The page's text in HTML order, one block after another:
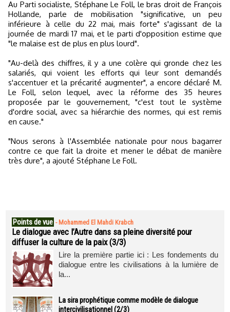
Au Parti socialiste, Stéphane Le Foll, le bras droit de François
Hollande, parle de mobilisation "significative, un peu
inférieure à celle du 22 mai, mais forte" s'agissant de la
journée de mardi 17 mai, et le parti d'opposition estime que
"le malaise est de plus en plus lourd".
"Au-delà des chiffres, il y a une colère qui gronde chez les
salariés, qui voient les efforts qui leur sont demandés
s'accentuer et la précarité augmenter", a encore déclaré M.
Le Foll, selon lequel, avec la réforme des 35 heures
proposée par le gouvernement, "c'est tout le système
d'ordre social, avec sa hiérarchie des normes, qui est remis
en cause."
"Nous serons à l'Assemblée nationale pour nous bagarrer
contre ce que fait la droite et mener le débat de manière
très dure", a ajouté Stéphane Le Foll.
Points de vue - Mohammed El Mahdi Krabch
Le dialogue avec l’Autre dans sa pleine diversité pour
diffuser la culture de la paix (3/3)
Lire la première partie ici : Les fondements du
dialogue entre les civilisations à la lumière de
la...
La sira prophétique comme modèle de dialogue
intercivilisationnel (2/3)